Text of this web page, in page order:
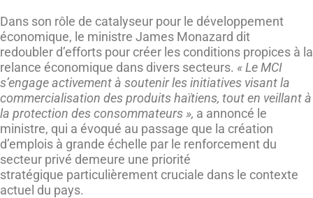
Dans son rôle de catalyseur pour le développement
économique, le ministre James Monazard dit
redoubler d’efforts pour créer les conditions propices à la
relance économique dans divers secteurs. « Le MCI
s’engage activement à soutenir les initiatives visant la
commercialisation des produits haïtiens, tout en veillant à
la protection des consommateurs », a annoncé le
ministre, qui a évoqué au passage que la création
d’emplois à grande échelle par le renforcement du
secteur privé demeure une priorité
stratégique particulièrement cruciale dans le contexte
actuel du pays.